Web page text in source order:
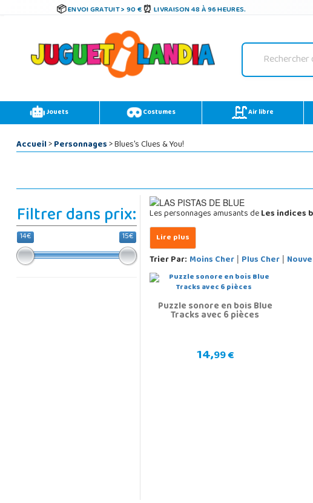
ENVOI GRATUIT > 90 € LIVRAISON 48 À 96 HEURES.
Jouets Costumes Air libre
Accueil>Personnages> Blues's Clues & You!
Filtrer dans prix:
14€ 15€
Les personnages amusants deLes indices
Trier Par: Moins Cher| Plus Cher|
Puzzle sonore en bois Blue
Tracks avec 6 pièces
14,99 €